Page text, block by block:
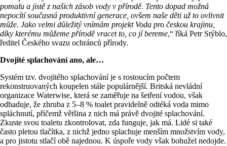
pomalu a jistě z našich zásob vody v přírodě. Tento dopad možná
nepocítí současná produktivní generace, ovšem naše děti už to ovlivnit
může. Jako velmi důležitý vnímám projekt Voda pro českou krajinu,
díky kterému můžeme přírodě vracet to, co jí bereme,“ říká Petr Stýblo,
ředitel Českého svazu ochránců přírody.
Dvojité splachování ano, ale…
Systém tzv. dvojitého splachování je s rostoucím počtem
rekonstruovaných koupelen stále populárnější. Britská nevládní
organizace Waterwise, která se zaměřuje na šetření vodou, však
odhaduje, že zhruba z 5–8 % toalet pravidelně odtéká voda mimo
spláchnutí, přičemž většina z nich má právě dvojité splachování.
Zkuste svou toaletu zkontrolovat, zda funguje, jak má. Lidé si také
často pletou tlačítka, z nichž jedno splachuje menším množstvím vody,
a pro jistotu stlačí obě najednou. K úspoře vody však bohužel nedojde.